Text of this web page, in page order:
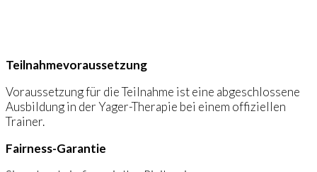
Teilnahmevoraussetzung
Voraussetzung für die Teilnahme ist eine abgeschlossene
Ausbildung in der Yager-Therapie bei einem offiziellen
Trainer.
Fairness-Garantie